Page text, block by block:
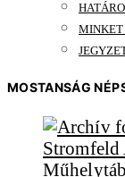
MINKET
MOSTANSÁG